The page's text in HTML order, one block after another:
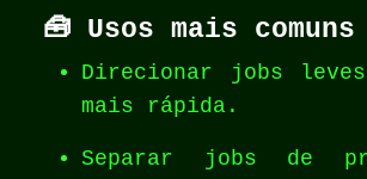
🧰 Usos mais comuns
Direcionar jobs
mais rápida.
Separar jobs de